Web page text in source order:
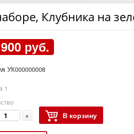
Клубника на
руб.
УК000000008
1
+ В корзину